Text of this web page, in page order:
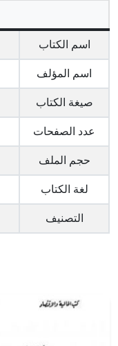
اسم الكتاب
اسم المؤلف
صيغة الكتاب
عدد الصفحات
حجم الملف
لغة الكتاب
التصنيف